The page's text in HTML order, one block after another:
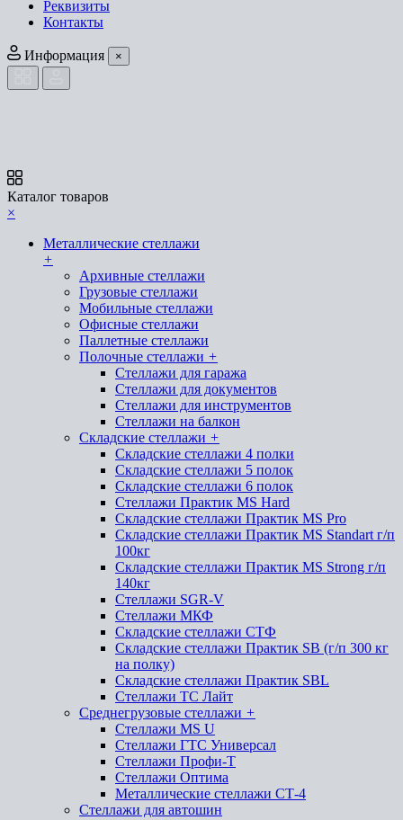
Реквизиты
Контакты
Информация ×
Каталог товаров
×
Металлические стеллажи
+
Архивные стеллажи
Грузовые стеллажи
Мобильные стеллажи
Офисные стеллажи
Паллетные стеллажи
Полочные стеллажи +
Стеллажи для гаража
Стеллажи для документов
Стеллажи для инструментов
Стеллажи на балкон
Складские стеллажи +
Складские стеллажи 4 полки
Складские стеллажи 5 полок
Складские стеллажи 6 полок
Стеллажи Практик MS Hard
Складские стеллажи Практик MS Pro
Складские стеллажи Практик MS Standart г/п
100кг
Складские стеллажи Практик MS Strong г/п
140кг
Стеллажи SGR-V
Стеллажи МКФ
Складские стеллажи СТФ
Складские стеллажи Практик SB (г/п 300 кг
на полку)
Складские стеллажи Практик SBL
Стеллажи ТС Лайт
Среднегрузовые стеллажи +
Стеллажи MS U
Стеллажи ГТС Универсал
Стеллажи Профи-Т
Стеллажи Оптима
Металлические стеллажи СТ-4
Стеллажи для автошин